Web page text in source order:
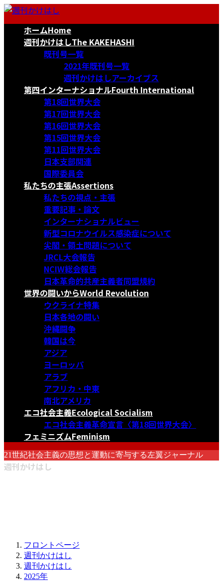
コ
ナ
ホームHome
週刊かけはしThe KAKEHASHI
既刊号一覧
2021年既刊号一覧
週刊かけはしアーカイブス
第四インターナショナルFourth International
第18回世界大会
第17回世界大会
第16回世界大会
第15回世界大会
第11回世界大会
日本支部関連
国際委員会
私たちの主張Assertions
私たちの視点・主張
重要記事・論文
インターナショナルビュー
新型コロナウイルス感染症について
尖閣・領土問題について
JRCL大会報告
NCIW総会報告
日本革命的共産主義者同盟規約
世界の闘いからWorld Revolution
ウクライナ特集
日本各地の闘い
沖縄闘争
韓国は今
アジア
ヨーロッパ
アラブ
アフリカ・中東
南北アメリカ
エコ社会主義Ecological Socialism
エコ社会主義革命宣言〈第18回世界大会〉
フェミニズムFeminism
21世紀社会主義の思想と運動に寄与する左翼ジャーナル
週刊かけはし
フロントページ
週刊かけはし
週刊かけはし
2025年